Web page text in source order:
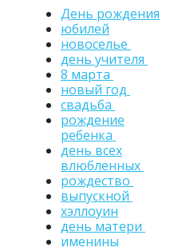
День рождения
юбилей
новоселье
день учителя
8 марта
новый год
свадьба
рождение
ребенка
день всех
влюбленных
рождество
выпускной
хэллоуин
день матери
именины